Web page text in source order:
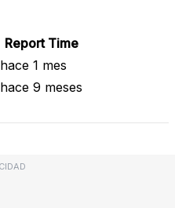
Report Time
hace 1 mes
hace 9 meses